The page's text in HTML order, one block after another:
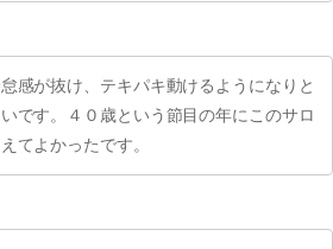
感が抜け、テキパキ動けるようになりと
です。４０歳という節目の年にこのサロ
てよかったです。